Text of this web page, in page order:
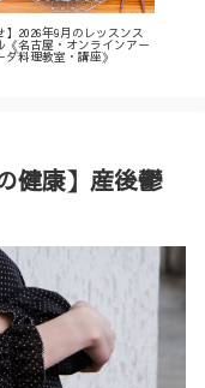
】2026年9月のレッスンス
《名古屋・オンラインアー
ダ料理教室・講座》
健康】産後鬱